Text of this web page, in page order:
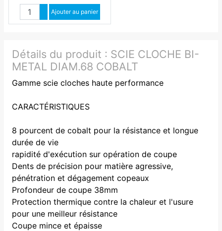
Quantité
Augmenter quantité
Diminuer quantité
Ajouter au panier
Détails du produit : SCIE CLOCHE BI-
METAL DIAM.68 COBALT
Gamme scie cloches haute performance
CARACTÉRISTIQUES
8 pourcent de cobalt pour la résistance et longue
durée de vie
rapidité d'exécution sur opération de coupe
Dents de précision pour matière agressive,
pénétration et dégagement copeaux
Profondeur de coupe 38mm
Protection thermique contre la chaleur et l'usure
pour une meilleur résistance
Coupe mince et épaisse